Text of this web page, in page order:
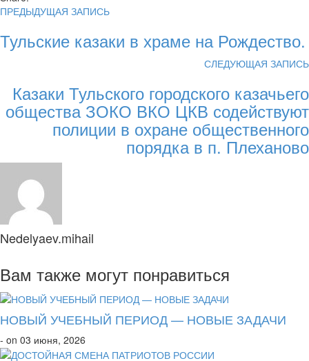
ПРЕДЫДУЩАЯ ЗАПИСЬ
Тульские казаки в храме на Рождество.
СЛЕДУЮЩАЯ ЗАПИСЬ
Казаки Тульского городского казачьего
общества ЗОКО ВКО ЦКВ содействуют
полиции в охране общественного
порядка в п. Плеханово
Nedelyaev.mihail
Вам также могут понравиться
НОВЫЙ УЧЕБНЫЙ ПЕРИОД — НОВЫЕ ЗАДАЧИ
- on 03 июня, 2026